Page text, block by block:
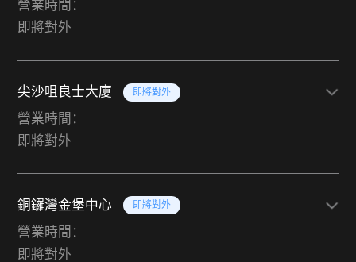
營業時間：
即將對外
尖沙咀良士大廈 即將對外
營業時間：
即將對外
銅鑼灣金堡中心 即將對外
營業時間：
即將對外